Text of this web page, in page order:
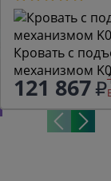
Кровать с
механизмом
121 867